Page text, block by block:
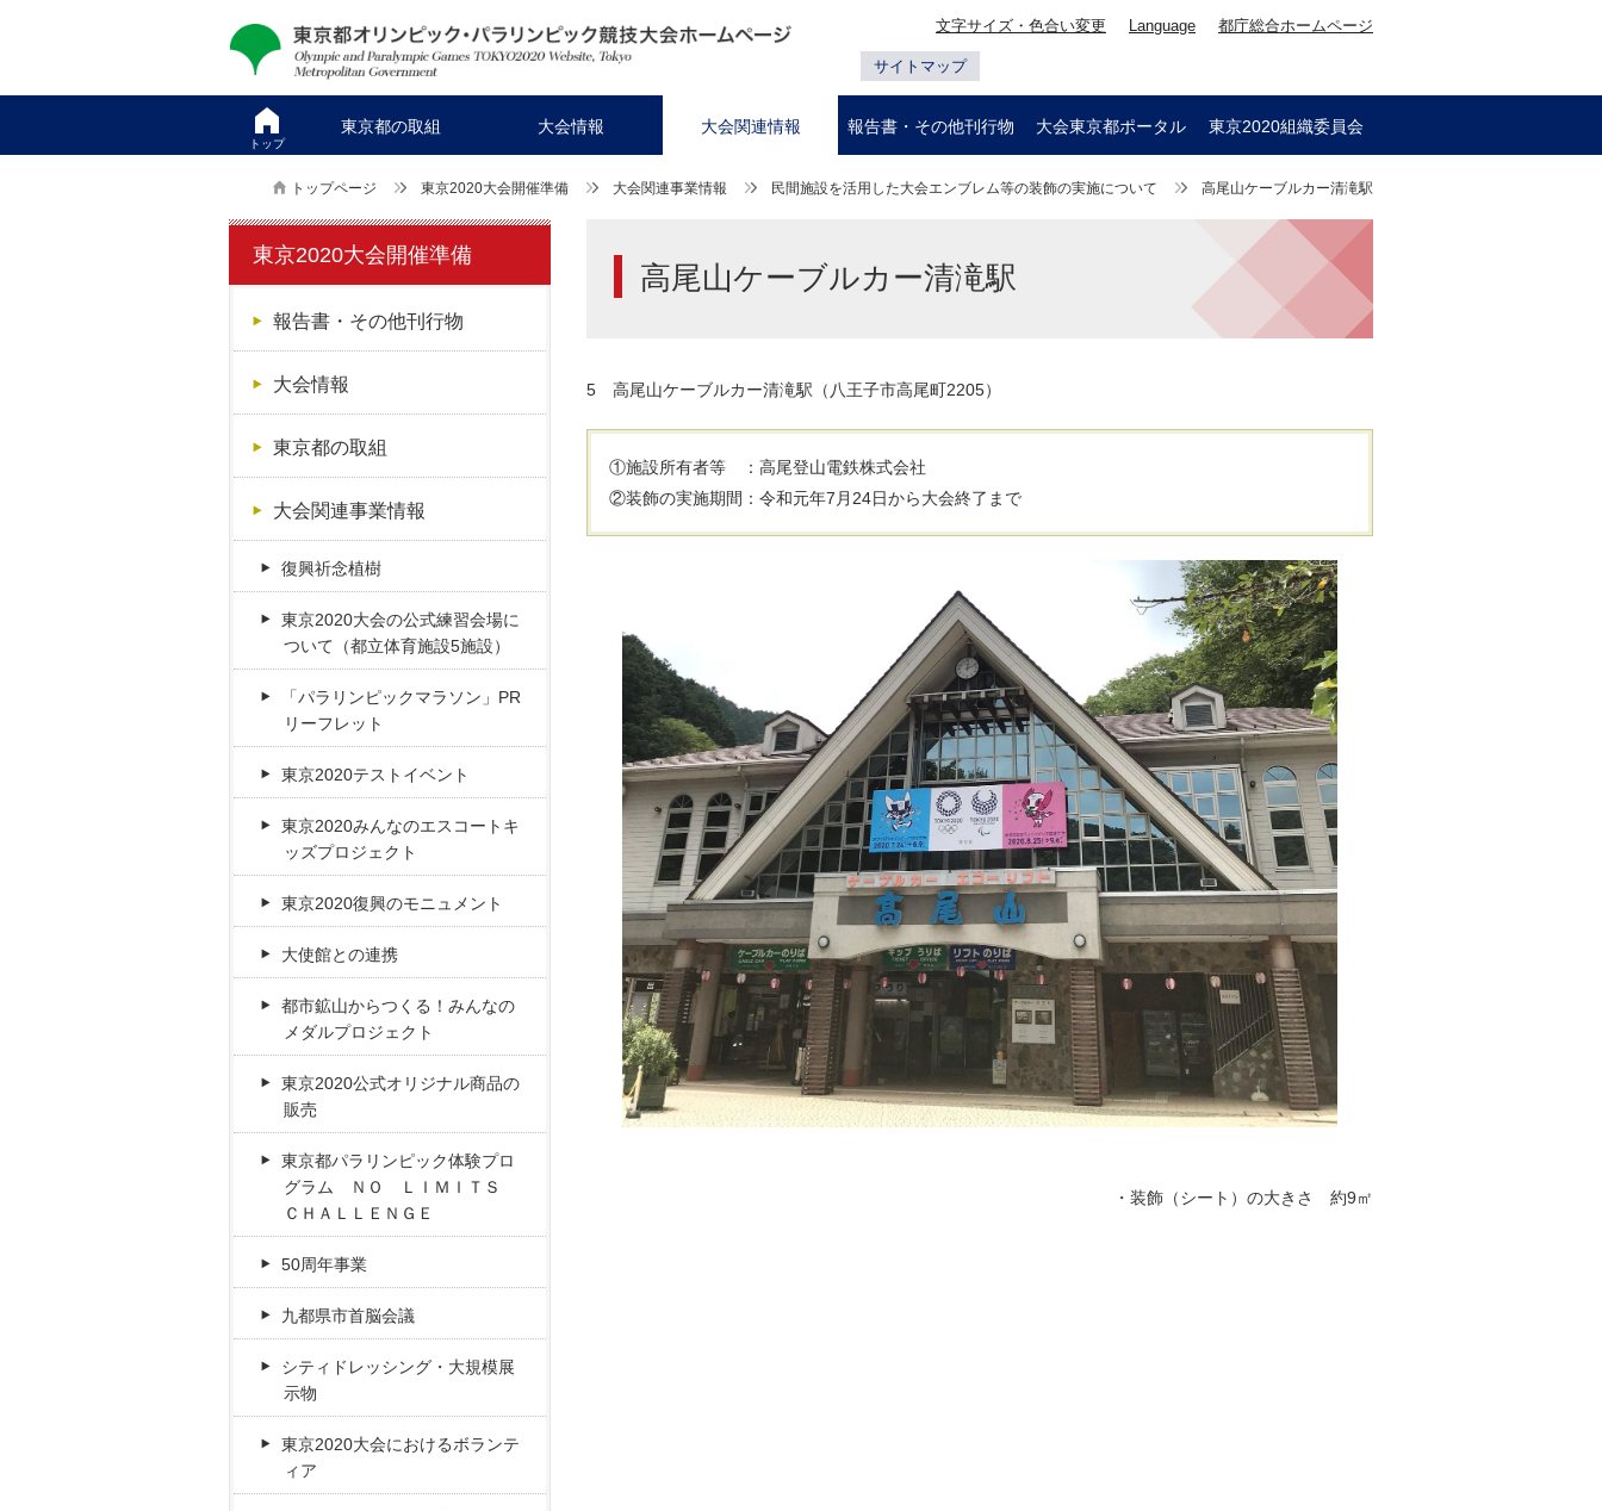
文字サイズ・色合い変更 Language 都庁総合ホームページ
サイトマップ
トップ
東京都の取組 大会情報 大会関連情報 報告書・その他刊行物 大会東京都ポータル 東京2020組織委員会
トップページ 東京2020大会開催準備 大会関連事業情報 民間施設を活用した大会エンブレム等の装飾の実施について 高尾山ケーブルカー清滝駅
高尾山ケーブルカー清滝駅
5 高尾山ケーブルカー清滝駅（八王子市高尾町2205）
①施設所有者等 ：高尾登山電鉄株式会社
②装飾の実施期間：令和元年7月24日から大会終了まで
・装飾（シート）の大きさ 約9㎡
東京2020大会開催準備
報告書・その他刊行物
大会情報
東京都の取組
大会関連事業情報
復興祈念植樹
東京2020大会の公式練習会場に
ついて（都立体育施設5施設）
「パラリンピックマラソン」PR
リーフレット
東京2020テストイベント
東京2020みんなのエスコートキ
ッズプロジェクト
東京2020復興のモニュメント
大使館との連携
都市鉱山からつくる！みんなの
メダルプロジェクト
東京2020公式オリジナル商品の
販売
東京都パラリンピック体験プロ
グラム ＮＯ ＬＩＭＩＴＳ
ＣＨＡＬＬＥＮＧＥ
50周年事業
九都県市首脳会議
シティドレッシング・大規模展
示物
東京2020大会におけるボランテ
ィア